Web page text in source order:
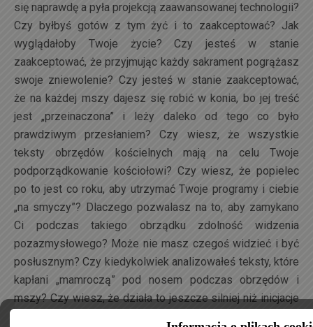
się naprawdę a pyła projekcją zaawansowanej technologii?
Czy byłbyś gotów z tym żyć i to zaakceptować? Jak
wyglądałoby Twoje życie? Czy jesteś w stanie
zaakceptować, że przyjmując każdy sakrament pogrążasz
swoje zniewolenie? Czy jesteś w stanie zaakceptować,
że na każdej mszy dajesz się robić w konia, bo jej treść
jest „przeinaczona” i leży daleko od tego co było
prawdziwym przesłaniem? Czy wiesz, że wszystkie
teksty obrzędów kościelnych mają na celu Twoje
podporządkowanie kościołowi? Czy wiesz, że popielec
po to jest co roku, aby utrzymać Twoje programy i ciebie
„na smyczy”? Dlaczego pozwalasz na to, aby zamykano
Ci podczas takiego obrządku zdolność widzenia
pozazmysłowego? Może nie masz czegoś widzieć i być
posłusznym? Czy kiedykolwiek analizowałeś teksty, które
kapłani „mamroczą” pod nosem podczas obrzędów i
mszy? Czy wiesz, że działa to jeszcze silniej niż inicjacje